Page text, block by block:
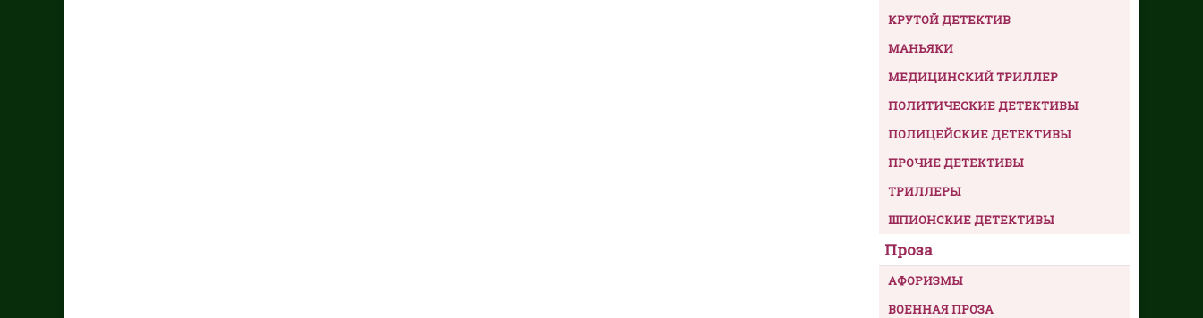
КРУТОЙ ДЕТЕКТИВ
МАНЬЯКИ
МЕДИЦИНСКИЙ ТРИЛЛЕР
ПОЛИТИЧЕСКИЕ ДЕТЕКТИВЫ
ПОЛИЦЕЙСКИЕ ДЕТЕКТИВЫ
ПРОЧИЕ ДЕТЕКТИВЫ
ТРИЛЛЕРЫ
ШПИОНСКИЕ ДЕТЕКТИВЫ
Проза
АФОРИЗМЫ
ВОЕННАЯ ПРОЗА